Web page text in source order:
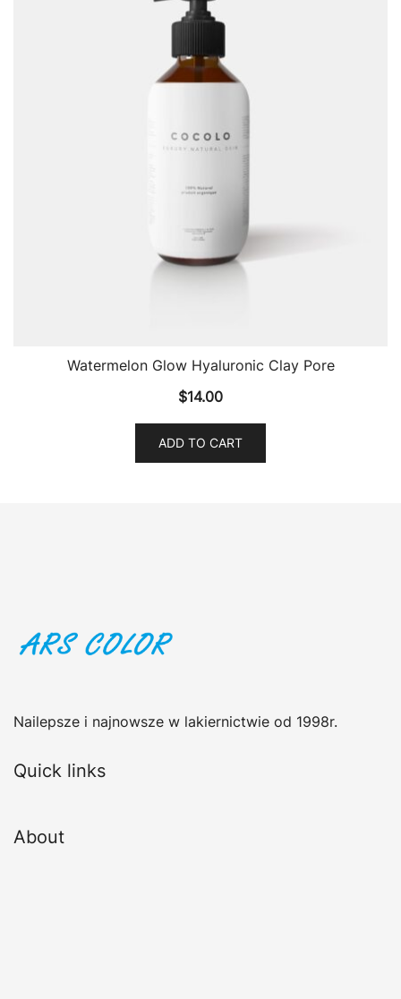
Watermelon Glow Hyaluronic Clay Pore
$14.00
ADD TO CART
Nailepsze i najnowsze w lakiernictwie od 1998r.
Quick links
About